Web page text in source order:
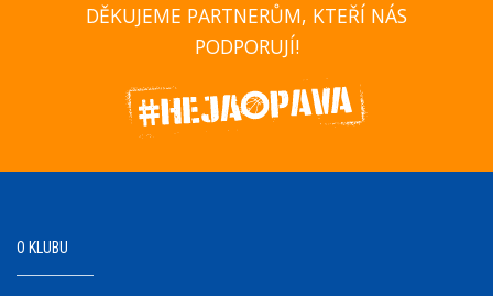
DĚKUJEME PARTNERŮM, KTEŘÍ NÁS
PODPORUJÍ!
O KLUBU